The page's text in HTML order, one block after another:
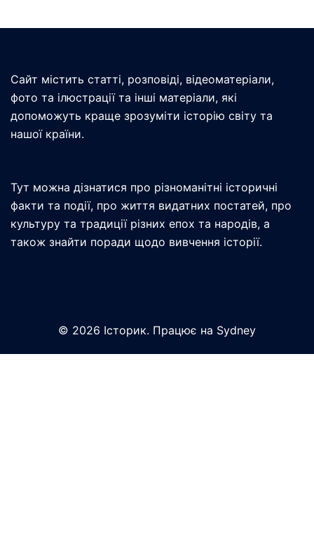
Сайт містить статті, розповіді, відеоматеріали,
фото та ілюстрації та інші матеріали, які
допоможуть краще зрозуміти історію світу та
нашої країни.
Тут можна дізнатися про різноманітні історичні
факти та події, про життя видатних постатей, про
культуру та традиції різних епох та народів, а
також знайти поради щодо вивчення історії.
© 2026 Історик. Працює на Sydney